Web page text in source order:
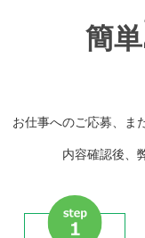
簡単
お仕事へのご応募、ま
内容確認後、